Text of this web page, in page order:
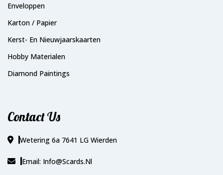
Enveloppen
Karton / Papier
Kerst- En Nieuwjaarskaarten
Hobby Materialen
Diamond Paintings
Contact Us
Wetering 6a 7641 LG Wierden
Email: Info@scards.nl